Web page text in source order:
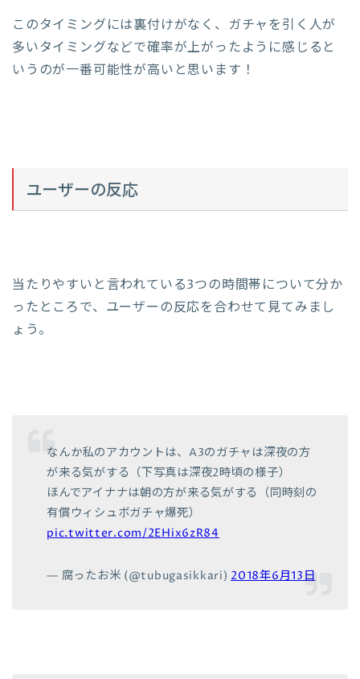
このタイミングには裏付けがなく、ガチャを引く人が
多いタイミングなどで確率が上がったように感じると
いうのが一番可能性が高いと思います！
ユーザーの反応
当たりやすいと言われている3つの時間帯について分か
ったところで、ユーザーの反応を合わせて見てみまし
ょう。
なんか私のアカウントは、A3のガチャは深夜の方
が来る気がする（下写真は深夜2時頃の様子）
ほんでアイナナは朝の方が来る気がする（同時刻の
有償ウィシュボガチャ爆死）
pic.twitter.com/2EHix6zR84
— 腐ったお米 (@tubugasikkari)2018年6月13日